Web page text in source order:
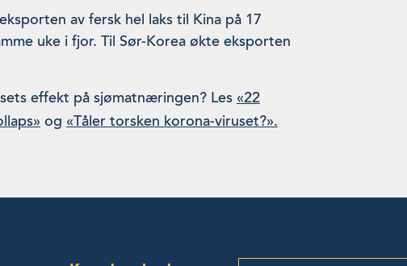
av fersk hel laks til Kina på 17
uke i fjor. Til Sør-Korea økte eksporten
effekt på sjømatnæringen? Les «22
og «Tåler torsken korona-viruset?».